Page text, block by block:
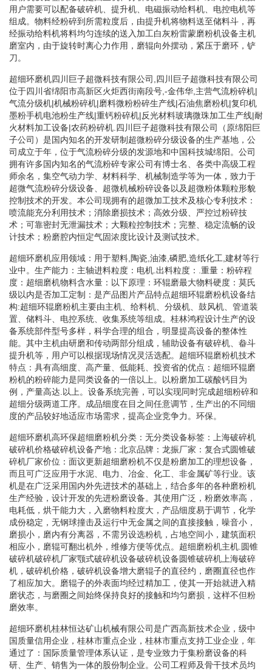
用户需要可以配备破碎机、提升机、电磁振动给料机、电控电机等
组成。物料经粉碎到所需粒度后，由提升机将物料送至储料斗，再
经振动给料机将料均匀连续的送入加工白灰粉雷蒙磨粉机设备主机
磨室内，由于旋转时离心力作用，磨辊向外摆动，紧压于磨环，铲
刀。
超细环磨机四川巨子超微科技有限公司,四川巨子超微科技有限公司
位于四川省绵阳市高新区火炬西街南段号,-金伟华,主营气流粉碎机|
气流分级机|机械粉碎机|磨料微粉粉碎生产线|石油焦磨粉机|复印机
墨粉手机电池粉生产线|重钙粉碎机|反光材料玻璃微珠加工生产线|耐
火材料加工设备|农药粉碎机.四川巨子超微科技有限公司（原绵阳巨
子公司）是国内知名的开发研制超微粉碎分级设备的生产基地，公
司成立于年，位于气流粉碎分级的发源地和中国科技城绵阳。公司
拥有许多国内知名的气流粉碎专家公司有博士名、各类中高级工程
师余名，集空气动力学、材料科学、机械制造学等为一体，致力于
超微气流粉碎分级设备、超微机械粉碎设备以及超微粉体颗粒形貌
控制技术的开发。本公司现拥有的超微加工技术及核心专利技术：
喷流能充分利用技术；消除磨损技术；高效分级、严控过粉碎技
术；可靠密封无泄漏技术；大颗粒控制技术；完整、稳定流畅的设
计技术；粉磨腔内恒定气固浓度比设计及测试技术。
超细环磨机应用领域：用于塑料,陶瓷,油漆,磷肥,造纸化工,建材等行
业中。生产能力：主轴进料粒度：电机.出料粒度：.重量：粉碎程
度：超细磨机物料含水量：以下原理：环辊磨最大物料硬度：莫氏
级以内是否加工定制：是产品图片产品特点超细环辊磨粉机设备结
构:超细环辊磨粉机主要由主机、给料机、分级机、鼓风机、管道装
置、储料斗、电控系统、收集系统等组成。桂林鸿程设计生产的设
备系统部件型号多样，科学合理的组合，明显提高设备的整体性
能。其中主机由研磨和传动两部分组成，辅助设备有破碎机、畚斗
提升机等，用户可以根据现场情况灵活选配。超细环辊磨粉机技术
特点：具有高细度、高产量、低能耗、投资省的优点：超细环辊磨
粉机的粉碎能力是同类设备的一倍以上。以粉磨加工碳酸钙目为
例，产量高达.以上。设备系统完善，可以实现同时完成超细粉碎和
超细分级两道工序。成品细度在目之间任意调节，生产出的不同细
度的产品较好地适应市场需求，提高企业竞争力。环保。
超细环磨机高环保超细磨粉机分类：无分类设备标签：上海破碎机
破碎机价格破碎机设备产地：北京品牌：龙振厂家：复合式圆锥破
碎机厂家价位：面议更新超细磨粉机不仅是粉磨加工的理想设备，
而且可广泛应用于水泥、电力、冶金、化工、非金属矿等行业。该
机是在广泛采用国内外先进技术的基础上，结合多年的各种磨粉机
生产经验，设计开发的先进粉磨设备。其使用广泛，粉磨效率高，
电耗低，烘干能力大，入磨物料粒度大，产品细度易于调节，化学
成份稳定，无钢球撞击及运行中无金属之间的直接接触，噪音小，
磨损小，磨内有分离器，不需另设选粉机，占地空间小，建筑面积
相应小，磨辊可翻出机外，维修方便等优点。超细磨粉机主机.圆锥
破碎机破碎机厂家颚式破碎机设备破碎机设备圆锥破碎机上海破碎
机，破碎机价格，破碎机设备增大磨辊子的直径约，磨圈直径也作
了相应加大。磨辊子的外表面均经过精加工，使其一开始就进入精
磨状态，与磨圈之间始终保持良好的接触和均匀磨损，这样不但粉
磨效率。
超细环磨机桂林恒达矿山机械有限公司是广西高新技术企业，级中
国质量信用企业，桂林市重点企业，桂林市重点支持工业企业，年
通过了：国际质量管理体系认证，是专业致力于集粉磨设备的科
研、生产、销售为一体的股份制企业。公司工程师及骨干技术员均